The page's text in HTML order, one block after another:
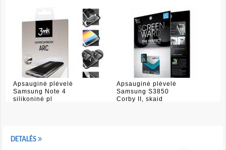
Apsauginė plėvelė
Samsung Note 4
silikoninė pl
Apsauginė plėvelė
Samsung S3850
Corby II, skaid
DETALĖS